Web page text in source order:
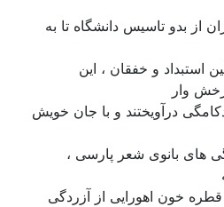
از بدو تاسیس دانشگاه تا به
و خفقان ، این
وار
درآویختند و با جان خویش
های بانوی شعر پارسی ،
خون اهورایی از آزردگی